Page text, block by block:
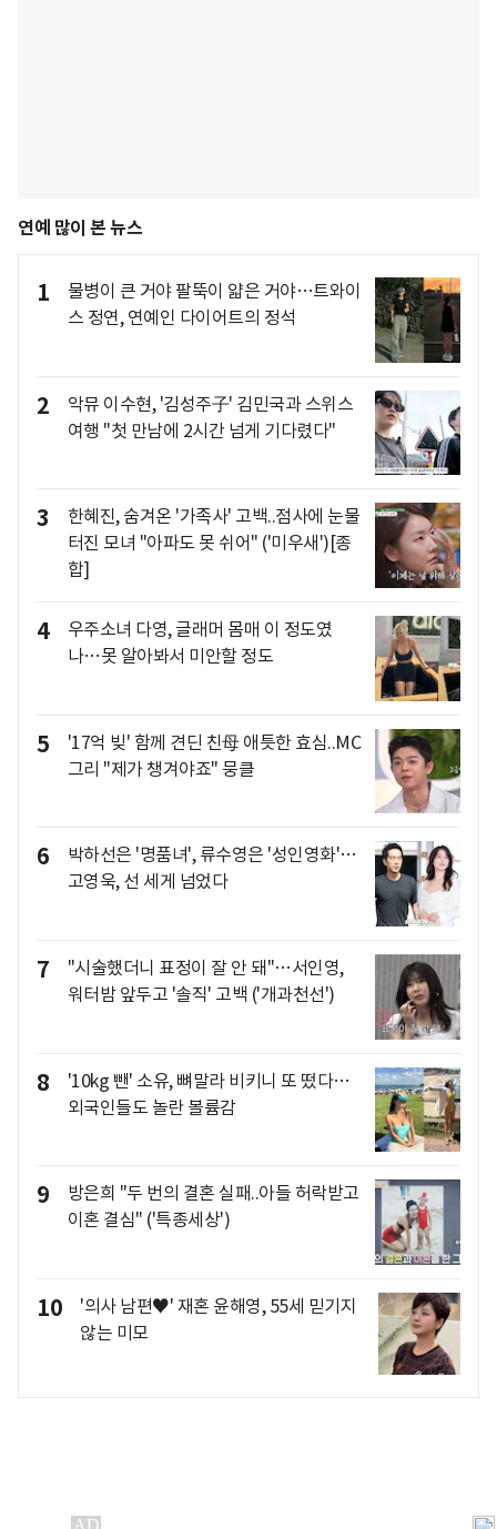
연예 많이 본 뉴스
1
물병이 큰 거야 팔뚝이 얇은 거야…트와이
스 정연, 연예인 다이어트의 정석
2
악뮤 이수현, '김성주子' 김민국과 스위스
여행 "첫 만남에 2시간 넘게 기다렸다"
3
한혜진, 숨겨온 '가족사' 고백..점사에 눈물
터진 모녀 "아파도 못 쉬어" ('미우새')[종
합]
4
우주소녀 다영, 글래머 몸매 이 정도였
나…못 알아봐서 미안할 정도
5
'17억 빚' 함께 견딘 친母 애틋한 효심..MC
그리 "제가 챙겨야죠" 뭉클
6
박하선은 '명품녀', 류수영은 '성인영화'…
고영욱, 선 세게 넘었다
7
"시술했더니 표정이 잘 안 돼"…서인영,
워터밤 앞두고 '솔직' 고백 ('개과천선')
8
'10kg 뺀' 소유, 뼈말라 비키니 또 떴다…
외국인들도 놀란 볼륨감
9
방은희 "두 번의 결혼 실패..아들 허락받고
이혼 결심" ('특종세상')
10
'의사 남편♥' 재혼 윤해영, 55세 믿기지
않는 미모